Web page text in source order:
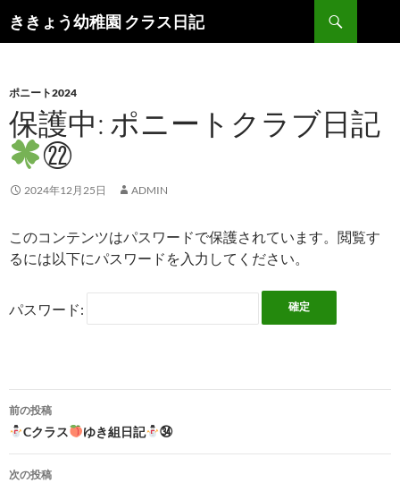
ききょう幼稚園 クラス日記
索
ン
ツ
へ
ス
キ
ッ
ポニート2024
保護中: ポニートクラブ日記
㉒
2024年12月25日 ADMIN
このコンテンツはパスワードで保護されています。閲覧す
るには以下にパスワードを入力してください。
パスワード:
投
稿
前の投稿
Cクラス ゆき組日記 ㉞
次の投稿